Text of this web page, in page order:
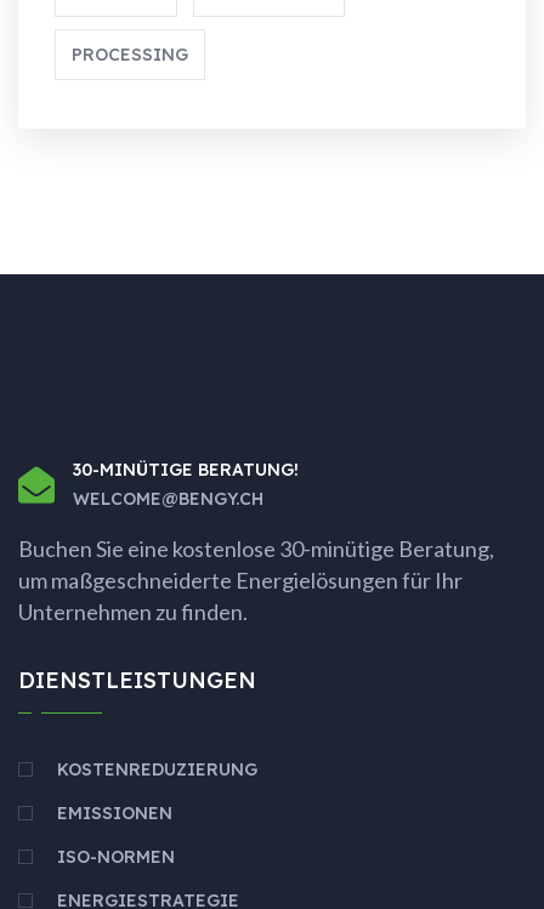
PROCESSING
30-MINÜTIGE BERATUNG!
WELCOME@BENGY.CH
Buchen Sie eine kostenlose 30-minütige Beratung,
um maßgeschneiderte Energielösungen für Ihr
Unternehmen zu finden.
DIENSTLEISTUNGEN
KOSTENREDUZIERUNG
EMISSIONEN
ISO-NORMEN
ENERGIESTRATEGIE